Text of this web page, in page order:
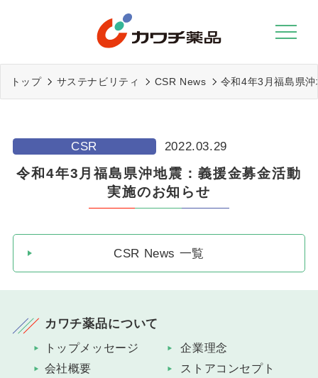
トップ サステナビリティ CSR News 令和4年3月福島県
CSR 2022.03.29
令和4年3月福島県沖地震：義援金募金活動
実施のお知らせ
CSR News 一覧
カワチ薬品について
トップメッセージ
企業理念
会社概要
ストアコンセプト